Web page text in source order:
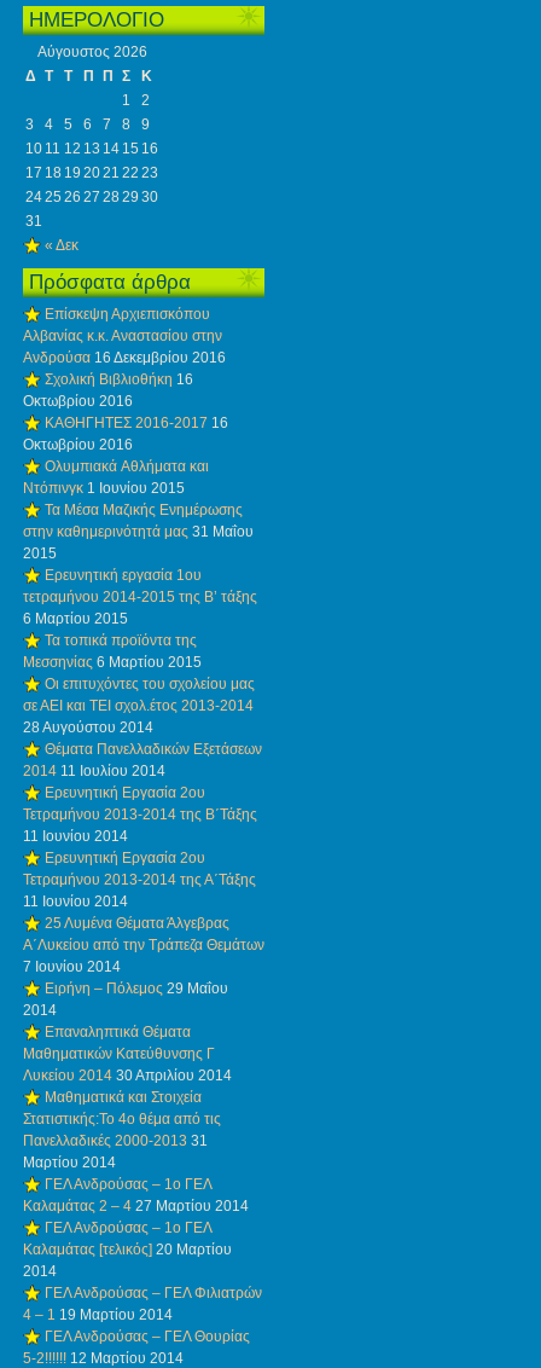
ΗΜΕΡΟΛΟΓΙΟ
Αύγουστος 2026
Δ
Τ Τ Π Π Σ
Κ
1
2
3
4 5 6 7 8
9
10 11 12 13 14 15 16
17 18 192021 22 23
242526 27 282930
31
« Δεκ
Πρόσφατα άρθρα
Eπίσκεψη Αρχιεπισκόπου
Αλβανίας κ.κ. Αναστασίου στην
Ανδρούσα 16 Δεκεμβρίου 2016
Σχολική Βιβλιοθήκη 16
Οκτωβρίου 2016
ΚΑΘΗΓΗΤΕΣ 2016-2017 16
Οκτωβρίου 2016
Ολυμπιακά Aθλήματα και
Nτόπινγκ 1 Ιουνίου 2015
Τα Μέσα Mαζικής Eνημέρωσης
στην καθημερινότητά μας 31 Μαΐου
2015
Ερευνητική εργασία 1ου
τετραμήνου 2014-2015 της Β’ τάξης
6 Μαρτίου 2015
Τα τοπικά προϊόντα της
Μεσσηνίας 6 Μαρτίου 2015
Οι επιτυχόντες του σχολείου μας
σε ΑΕΙ και ΤΕΙ σχολ.έτος 2013-2014
28 Αυγούστου 2014
Θέματα Πανελλαδικών Εξετάσεων
2014 11 Ιουλίου 2014
Ερευνητική Εργασία 2ου
Τετραμήνου 2013-2014 της Β΄Τάξης
11 Ιουνίου 2014
Ερευνητική Εργασία 2ου
Τετραμήνου 2013-2014 της Α΄Τάξης
11 Ιουνίου 2014
25 Λυμένα Θέματα Άλγεβρας
Α΄Λυκείου από την Τράπεζα Θεμάτων
7 Ιουνίου 2014
Ειρήνη – Πόλεμος 29 Μαΐου
2014
Επαναληπτικά Θέματα
Μαθηματικών Κατεύθυνσης Γ
Λυκείου 2014 30 Απριλίου 2014
Μαθηματικά και Στοιχεία
Στατιστικής:Το 4ο θέμα από τις
Πανελλαδικές 2000-2013 31
Μαρτίου 2014
ΓΕΛ Ανδρούσας – 1ο ΓΕΛ
Καλαμάτας 2 – 4 27 Μαρτίου 2014
ΓΕΛ Ανδρούσας – 1ο ΓΕΛ
Καλαμάτας [τελικός] 20 Μαρτίου
2014
ΓΕΛ Ανδρούσας – ΓΕΛ Φιλιατρών
4 – 1 19 Μαρτίου 2014
ΓΕΛ Ανδρούσας – ΓΕΛ Θουρίας
5-2!!!!!! 12 Μαρτίου 2014